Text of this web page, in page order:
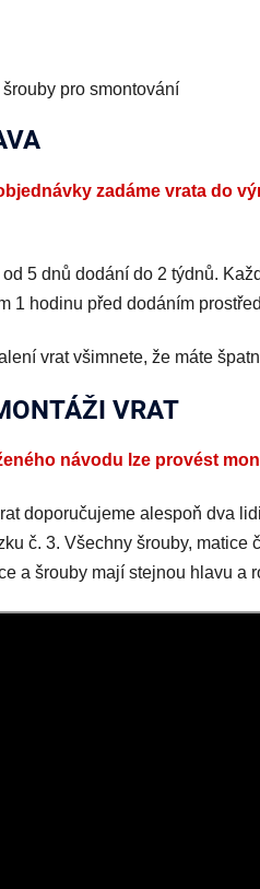
pro smontování
zadáme vrata do
5 dnů dodání do 2 týdnů.
1 hodinu před dodáním
vrat všimnete, že máte
VRAT
návodu lze provést
doporučujeme alespoň dva
č. 3. Všechny šrouby,
a šrouby mají stejnou hlavu a